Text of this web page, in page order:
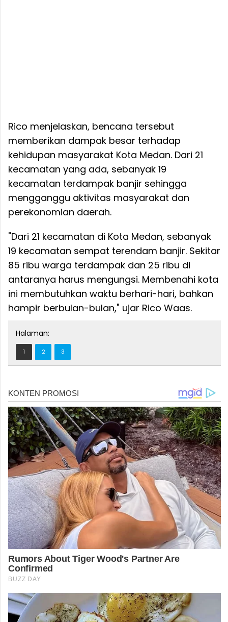
Rico menjelaskan, bencana tersebut
memberikan dampak besar terhadap
kehidupan masyarakat Kota Medan. Dari 21
kecamatan yang ada, sebanyak 19
kecamatan terdampak banjir sehingga
mengganggu aktivitas masyarakat dan
perekonomian daerah.
"Dari 21 kecamatan di Kota Medan, sebanyak
19 kecamatan sempat terendam banjir. Sekitar
85 ribu warga terdampak dan 25 ribu di
antaranya harus mengungsi. Membenahi kota
ini membutuhkan waktu berhari-hari, bahkan
hampir berbulan-bulan," ujar Rico Waas.
Halaman:
1 2 3